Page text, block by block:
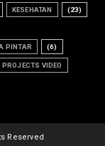
KESEHATAN (23)
PINTAR (6)
PROJECTS VIDEO
Reserved